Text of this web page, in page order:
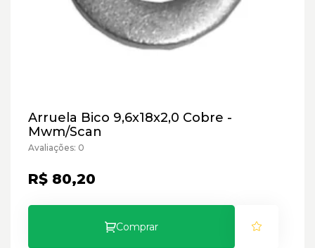
Arruela Bico 9,6x18x2,0 Cobre -
Mwm/Scan
Avaliações: 0
R$ 80,20
Comprar